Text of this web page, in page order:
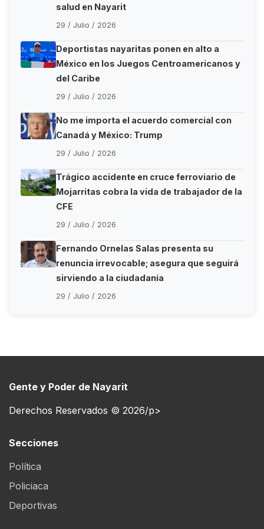
salud en Nayarit
29 / Julio / 2026
Deportistas nayaritas ponen en alto a
México en los Juegos Centroamericanos y
del Caribe
29 / Julio / 2026
No me importa el acuerdo comercial con
Canadá y México: Trump
29 / Julio / 2026
Trágico accidente en cruce ferroviario de
Mojarritas cobra la vida de trabajador de la
CFE
29 / Julio / 2026
Fernando Ornelas Salas presenta su
renuncia irrevocable; asegura que seguirá
sirviendo a la ciudadanía
29 / Julio / 2026
Gente y Poder de Nayarit
Derechos Reservados © 2026/p>
Secciones
Política
Policiaca
Deportivas